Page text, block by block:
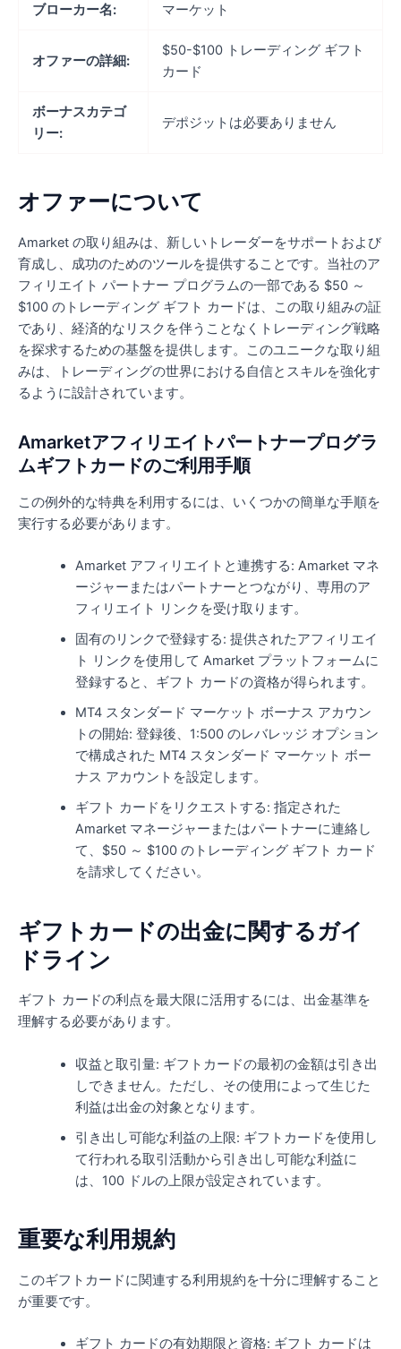
ブローカー名: マーケット
オファーの詳細:
$50-$100 トレーディング ギフト
カード
ボーナスカテゴ
リー:
デポジットは必要ありません
オファーについて
Amarket の取り組みは、新しいトレーダーをサポートおよび
育成し、成功のためのツールを提供することです。当社のア
フィリエイト パートナー プログラムの一部である $50 ～
$100 のトレーディング ギフト カードは、この取り組みの証
であり、経済的なリスクを伴うことなくトレーディング戦略
を探求するための基盤を提供します。このユニークな取り組
みは、トレーディングの世界における自信とスキルを強化す
るように設計されています。
Amarketアフィリエイトパートナープログラ
ムギフトカードのご利用手順
この例外的な特典を利用するには、いくつかの簡単な手順を
実行する必要があります。
Amarket アフィリエイトと連携する: Amarket マネ
ージャーまたはパートナーとつながり、専用のア
フィリエイト リンクを受け取ります。
固有のリンクで登録する: 提供されたアフィリエイ
ト リンクを使用して Amarket プラットフォームに
登録すると、ギフト カードの資格が得られます。
MT4 スタンダード マーケット ボーナス アカウン
トの開始: 登録後、1:500 のレバレッジ オプション
で構成された MT4 スタンダード マーケット ボー
ナス アカウントを設定します。
ギフト カードをリクエストする: 指定された
Amarket マネージャーまたはパートナーに連絡し
て、$50 ～ $100 のトレーディング ギフト カード
を請求してください。
ギフトカードの出金に関するガイ
ドライン
ギフト カードの利点を最大限に活用するには、出金基準を
理解する必要があります。
収益と取引量: ギフトカードの最初の金額は引き出
しできません。ただし、その使用によって生じた
利益は出金の対象となります。
引き出し可能な利益の上限: ギフトカードを使用し
て行われる取引活動から引き出し可能な利益に
は、100 ドルの上限が設定されています。
重要な利用規約
このギフトカードに関連する利用規約を十分に理解すること
が重要です。
ギフト カードの有効期限と資格: ギフト カードは